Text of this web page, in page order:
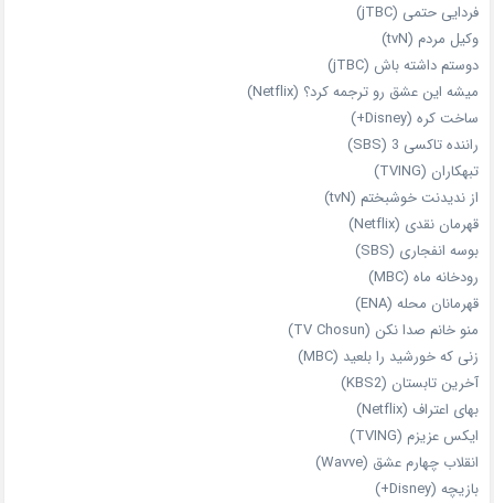
فردایی حتمی (jTBC)
وکیل مردم (tvN)
دوستم داشته باش (jTBC)
میشه این عشق رو ترجمه کرد؟ (Netflix)
ساخت کره (Disney+)
راننده تاکسی 3 (SBS)
تبهکاران (TVING)
از ندیدنت خوشبختم (tvN)
قهرمان نقدی (Netflix)
بوسه انفجاری (SBS)
رودخانه ماه (MBC)
قهرمانان محله (ENA)
منو خانم صدا نکن (TV Chosun)
زنی که خورشید را بلعید (MBC)
آخرین تابستان (KBS2)
بهای اعتراف (Netflix)
ایکس عزیزم (TVING)
انقلاب چهارم عشق (Wavve)
بازیچه (Disney+)